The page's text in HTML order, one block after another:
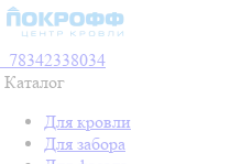
78342338034
Каталог
Для кровли
Для забора